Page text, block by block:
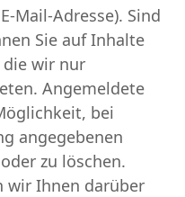
Mail-Adresse). Sind
Sie auf Inhalte
die wir nur
Angemeldete
bei
angegebenen
zu löschen.
wir Ihnen darüber